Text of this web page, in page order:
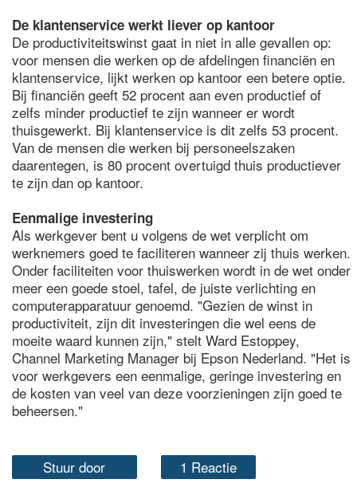
De klantenservice werkt liever op kantoor
De productiviteitswinst gaat in niet in alle gevallen op:
voor mensen die werken op de afdelingen financiën en
klantenservice, lijkt werken op kantoor een betere optie.
Bij financiën geeft 52 procent aan even productief of
zelfs minder productief te zijn wanneer er wordt
thuisgewerkt. Bij klantenservice is dit zelfs 53 procent.
Van de mensen die werken bij personeelszaken
daarentegen, is 80 procent overtuigd thuis productiever
te zijn dan op kantoor.
Eenmalige investering
Als werkgever bent u volgens de wet verplicht om
werknemers goed te faciliteren wanneer zij thuis werken.
Onder faciliteiten voor thuiswerken wordt in de wet onder
meer een goede stoel, tafel, de juiste verlichting en
computerapparatuur genoemd. "Gezien de winst in
productiviteit, zijn dit investeringen die wel eens de
moeite waard kunnen zijn," stelt Ward Estoppey,
Channel Marketing Manager bij Epson Nederland. "Het is
voor werkgevers een eenmalige, geringe investering en
de kosten van veel van deze voorzieningen zijn goed te
beheersen."
Stuur door 1 Reactie